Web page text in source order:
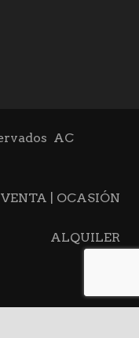
AC
VENTA | OCASIÓN
ALQUILER